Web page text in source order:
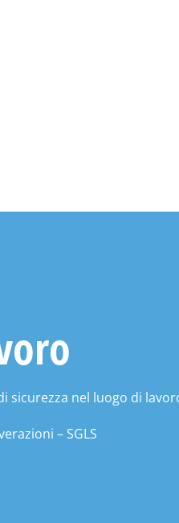
sicurezza nel luogo di
– SGLS